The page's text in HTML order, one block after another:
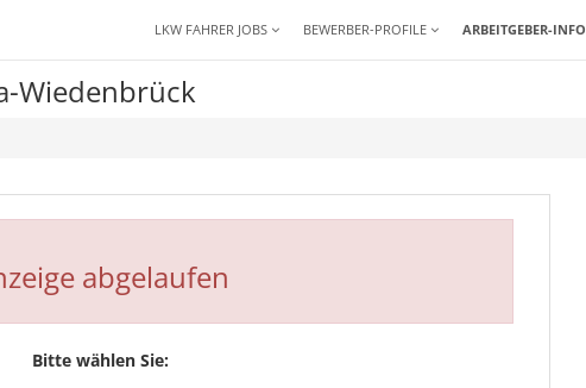
LKW FAHRER JOBS BEWERBER-PROFILE ARBEITGEBER-INFO
Wiedenbrück
abgelaufen
Bitte wählen Sie: